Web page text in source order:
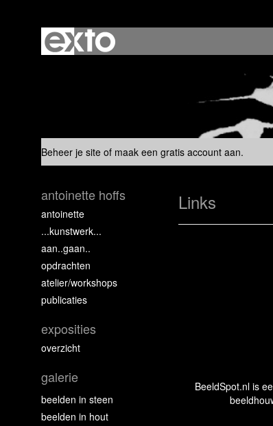
Beheer je site of maak een gratis account aan.
Links
BeeldSpot.nl is
antoinette hoffs
antoinette
...kunstwerk...
aan..gaan..
opdrachten
atelier/workshops
publicaties
exposities
overzicht
galerie
beelden in steen
beelden in hout